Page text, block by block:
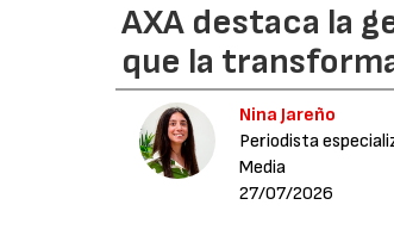
AXA destaca la
que la
Nina Jareño
Periodista
Media
27/07/2026